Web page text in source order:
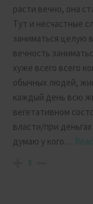
расти вечно, она
Тут и несчастные
заниматься целую
вечность
хуже всего всего
обычных людей,
каждый день всю
вегетативном
власти/при
думаю у кого…
3